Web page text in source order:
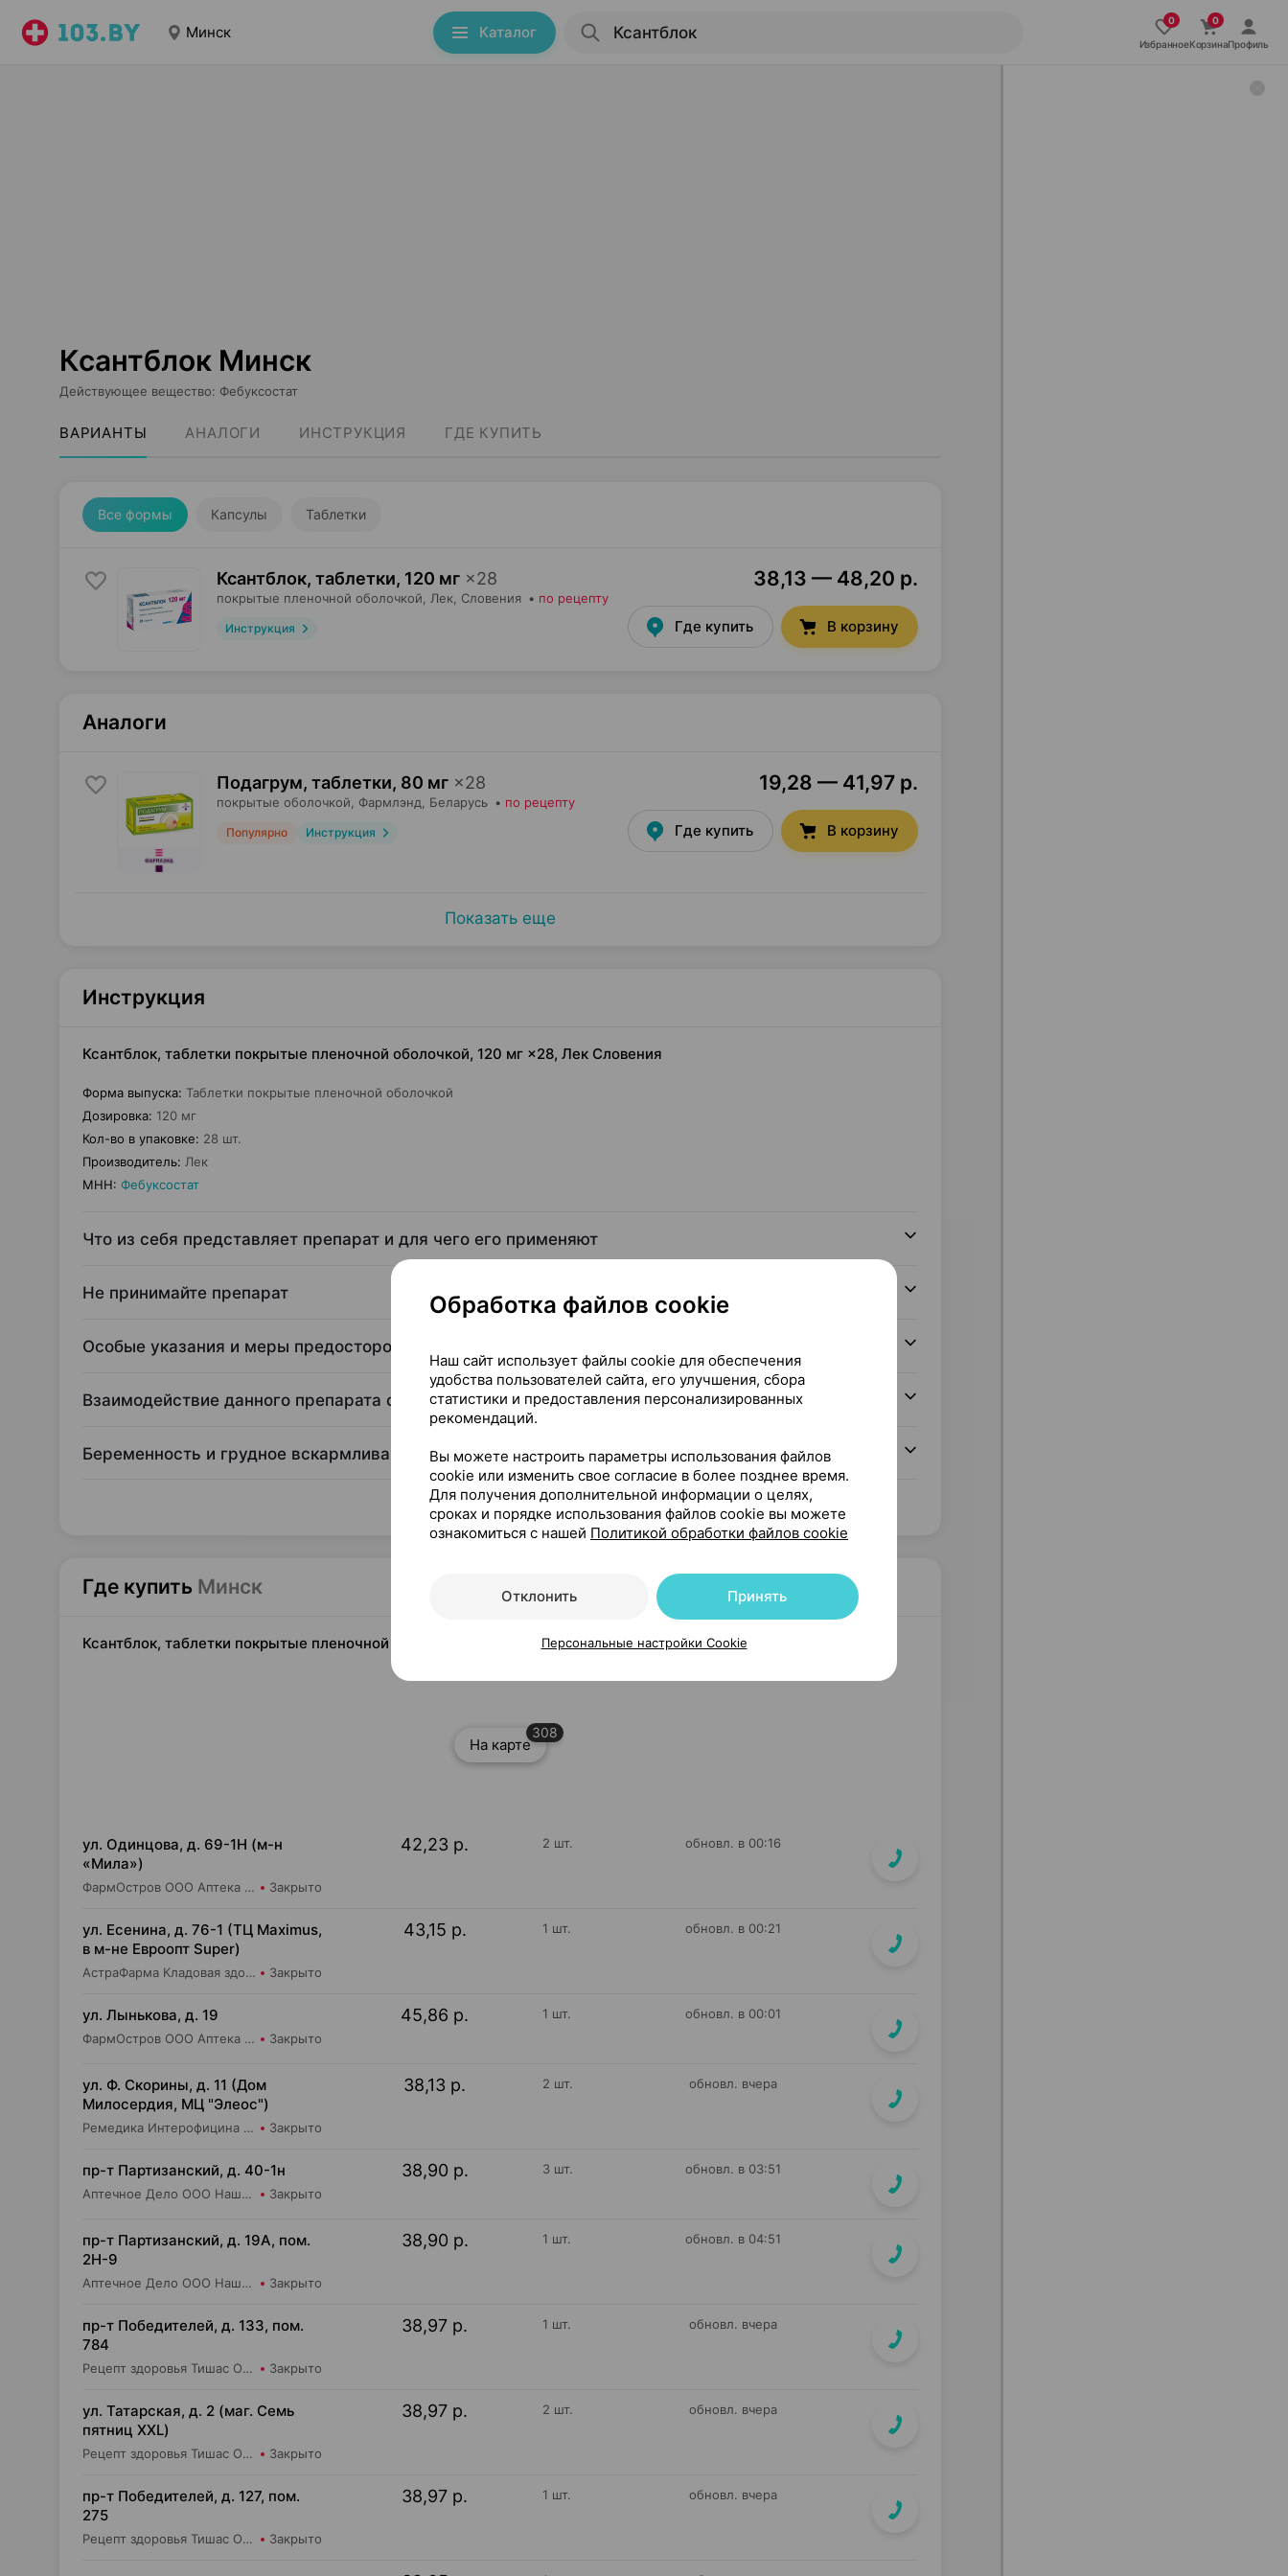
Минск Каталог
ИзбранноеКорзинаПрофиль
Ксантблок Минск
Действующее вещество: Фебуксостат
ВАРИАНТЫ АНАЛОГИ ИНСТРУКЦИЯ ГДЕ КУПИТЬ
Все формы Капсулы Таблетки
Ксантблок, таблетки, 120 мг ×28
покрытые пленочной оболочкой, Лек , Словения • по рецепту
Инструкция
38,13 — 48,20 р.
Где купить В корзину
Аналоги
Подагрум, таблетки, 80 мг ×28
покрытые оболочкой, Фармлэнд , Беларусь • по рецепту
Популярно Инструкция
19,28 — 41,97 р.
Где купить В корзину
Показать еще
Инструкция
Ксантблок, таблетки покрытые пленочной оболочкой, 120 мг ×28, Лек Словения
Форма выпуска: Таблетки покрытые пленочной оболочкой
Дозировка: 120 мг
Кол-во в упаковке: 28 шт.
Производитель: Лек
МНН: Фебуксостат
Что из себя представляет препарат и для чего его применяют
Не принимайте препарат
Особые указания и меры предосторожности
Взаимодействие данного препарата с другими лекарственными препаратами
Беременность и грудное вскармливание
Читать полностью
Где купить Минск
Ксантблок, таблетки покрытые пленочной оболочкой, 120 мг ×28, Лек Словения
На карте
308
ул. Одинцова, д. 69-1Н (м-н
«Мила»)
ФармОстров ООО Аптека №16 на Одинцова Закрыто
42,23 р. 2 шт. обновл. в 00:16
ул. Есенина, д. 76-1 (ТЦ Maximus,
в м-не Евроопт Super)
АстраФарма Кладовая здоровья ООО Аптека №9 Закрыто
43,15 р. 1 шт. обновл. в 00:21
ул. Лынькова, д. 19
ФармОстров ООО Аптека №7 на Лынькова Закрыто
45,86 р. 1 шт. обновл. в 00:01
ул. Ф. Скорины, д. 11 (Дом
Милосердия, МЦ "Элеос")
Ремедика Интерофицина Плюс ООО Аптека №14 Закрыто
38,13 р. 2 шт. обновл. вчера
пр-т Партизанский, д. 40-1н
Аптечное Дело ООО Наша Аптека №4 Закрыто
38,90 р. 3 шт. обновл. в 03:51
пр-т Партизанский, д. 19А, пом.
2Н-9
Аптечное Дело ООО Наша Аптека №12 Закрыто
38,90 р. 1 шт. обновл. в 04:51
пр-т Победителей, д. 133, пом.
784
Рецепт здоровья Тишас ОДО Аптека №22 Закрыто
38,97 р. 1 шт. обновл. вчера
ул. Татарская, д. 2 (маг. Семь
пятниц XXL)
Рецепт здоровья Тишас ОДО Аптека №35 Закрыто
38,97 р. 2 шт. обновл. вчера
пр-т Победителей, д. 127, пом.
275
Рецепт здоровья Тишас ОДО Аптека №32 Закрыто
38,97 р. 1 шт. обновл. вчера
Обработка файлов cookie
Наш сайт использует файлы cookie для обеспечения
удобства пользователей сайта, его улучшения, сбора
статистики и предоставления персонализированных
рекомендаций.
Вы можете настроить параметры использования файлов
cookie или изменить свое согласие в более позднее время.
Для получения дополнительной информации о целях,
сроках и порядке использования файлов cookie вы можете
ознакомиться с нашей Политикой обработки файлов cookie
Отклонить Принять
Персональные настройки Cookie